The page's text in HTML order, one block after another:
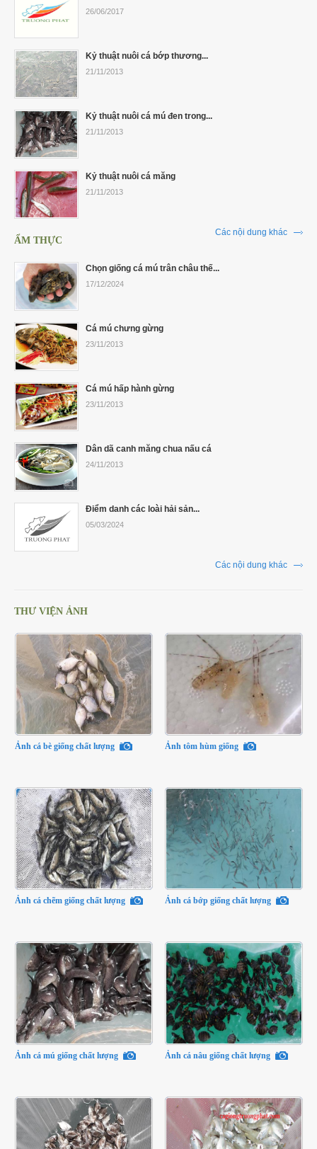
26/06/2017
Kỷ thuật nuôi cá bớp thương...
21/11/2013
Kỷ thuật nuôi cá mú đen trong...
21/11/2013
Kỷ thuật nuôi cá măng
21/11/2013
Các nội dung khác
ẨM THỰC
Chọn giống cá mú trân châu thế...
17/12/2024
Cá mú chưng gừng
23/11/2013
Cá mú hấp hành gừng
23/11/2013
Dân dã canh măng chua nấu cá
24/11/2013
Điểm danh các loài hải sản...
05/03/2024
Các nội dung khác
THƯ VIỆN ẢNH
Ảnh cá bè giống chất lượng Ảnh tôm hùm giống
Ảnh cá chẽm giống chất lượng Ảnh cá bớp giống chất lượng
Ảnh cá mú giống chất lượng Ảnh cá nâu giống chất lượng